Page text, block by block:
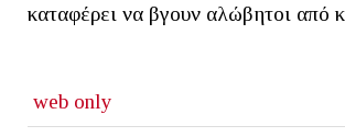
καταφέρει να βγουν αλώβητοι από
web only